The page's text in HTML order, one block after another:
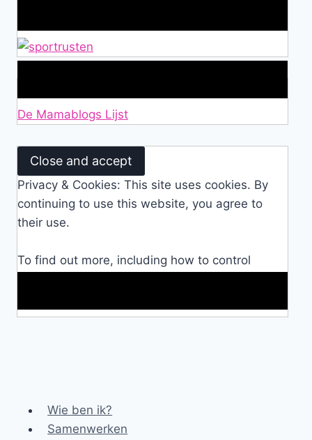
De Mamablogs Lijst
Privacy & Cookies: This site uses cookies. By
continuing to use this website, you agree to
their use.
To find out more, including how to control
Wie ben ik?
Samenwerken